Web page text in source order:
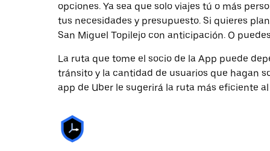
opciones. Ya sea que solo viajes tú o más
tus necesidades y presupuesto. Si quieres
San Miguel Topilejo con anticipación. O
La ruta que tome el socio de la App puede
tránsito y la cantidad de usuarios que hagan
app de Uber le sugerirá la ruta más eficiente